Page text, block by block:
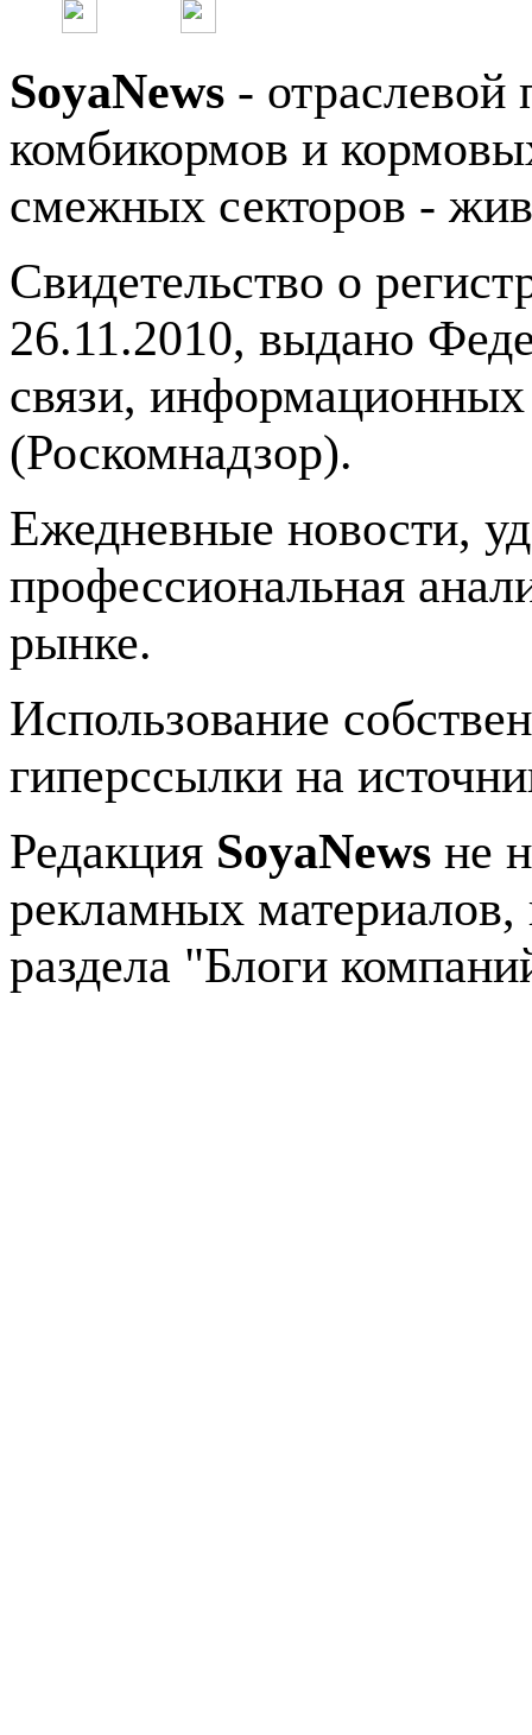
SoyaNews - отраслевой
комбикормов и
смежных секторов -
Свидетельство о
26.11.2010, выдано
связи,
(Роскомнадзор).
Ежедневные новости,
профессиональная
рынке.
Использование
гиперссылки на
Редакция SoyaNews не
рекламных
раздела "Блоги